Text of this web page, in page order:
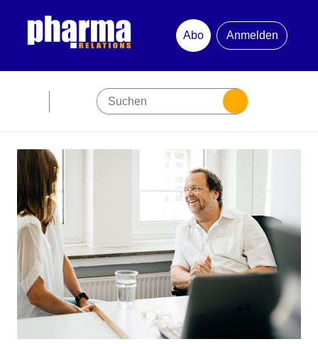
Abo
Anmelden
Premiumpartner
Jubiläum
Newsletter
Mediadaten